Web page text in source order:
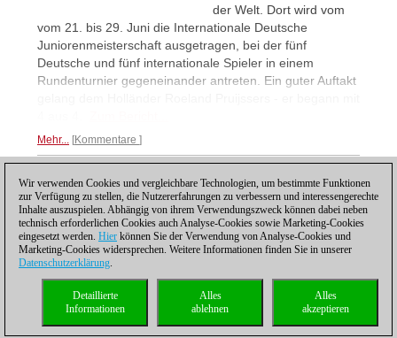
der Welt. Dort wird vom
vom 21. bis 29. Juni die Internationale Deutsche
Juniorenmeisterschaft ausgetragen, bei der fünf
Deutsche und fünf internationale Spieler in einem
Rundenturnier gegeneinander antreten. Ein guter Auftakt
Mehr... Kommentare
1
Datenschutzhinweis| Kontakt| |Lizenzen
Compliance Hotline|
coldest news
Wir verwenden Cookies und vergleichbare Technologien, um bestimmte Funktionen
zur Verfügung zu stellen, die Nutzererfahrungen zu verbessern und interessengerechte
Inhalte auszuspielen. Abhängig von ihrem Verwendungszweck können dabei neben
technisch erforderlichen Cookies auch Analyse-Cookies sowie Marketing-Cookies
eingesetzt werden. Hier können Sie der Verwendung von Analyse-Cookies und
Marketing-Cookies widersprechen. Weitere Informationen finden Sie in unserer
Datenschutzerklärung.
Alles
akzeptieren
Alles
ablehnen
Detaillierte
Informationen